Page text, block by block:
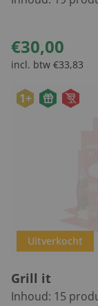
€30,00
incl. btw €33,83
1+
Uitverkocht
Grill it
Inhoud: 15